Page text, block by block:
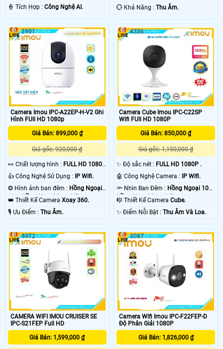
️👮 Tích Hợp : Công Nghệ AI.
️💮 Khả Năng :Thu Âm.
Camera Imou IPC-A22EP-H-V2 Ghi
Hình FUll HD 1080p
Giá Bán: 899,000 ₫
Giá gốc: 920,000 ₫
️👀 Chất lượng hình : FULL HD 1080P
👍 Công Nghệ Sử Dụng : IP Wifi.
❂ Hình ảnh ban đêm : Hồng Ngoại
10m Hồng Ngoại Smart IR.
👑 Thiết Kế Camera Xoay 360.
️🎙 Ưu Điểm : Thu Âm.
2901
Camera Cube Imou IPC-C22SP
Wifi FUll HD 1080P
Giá Bán: 850,000 ₫
Giá gốc: 1,150,000 ₫
✨ Độ sắc nét : FULL HD 1080P .
🤖️ Công Nghệ Camera : IP Wifi.
🔦 Nhìn Ban Đêm : Hồng Ngoại 10m
Hồng Ngoại Smart IR.
🎼️ Thiết Kế CameraCube.
️✨ Điểm Nỗi Bật :Thu Âm Và Loa.
4336
CAMERA WIFI IMOU CRUISER SE
IPC-S21FEP Full HD
Giá Bán: 1,599,000 ₫
5972
Camera Wifi Imou IPC-F22FEP-D
Độ Phân Giải 1080P
Giá Bán: 1,826,000 ₫
3087